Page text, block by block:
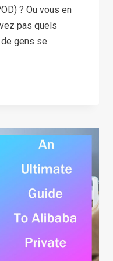
? Ou vous en
pas quels
gens se